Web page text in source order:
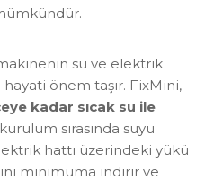
su ve elektrik
önem taşır. FixMini,
kadar sıcak su ile
sırasında suyu
hattı üzerindeki yükü
minimuma indirir ve